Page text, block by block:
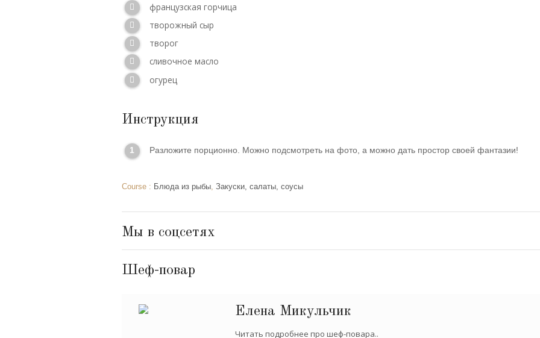
французская горчица
творожный сыр
творог
сливочное масло
огурец
Инструкция
Разложите порционно. Можно подсмотреть на фото, а можно дать простор своей фантазии!
Course : Блюда из рыбы, Закуски, салаты, соусы
Мы в соцсетях
Шеф-повар
Елена Микульчик
Читать подробнее про шеф-повара..